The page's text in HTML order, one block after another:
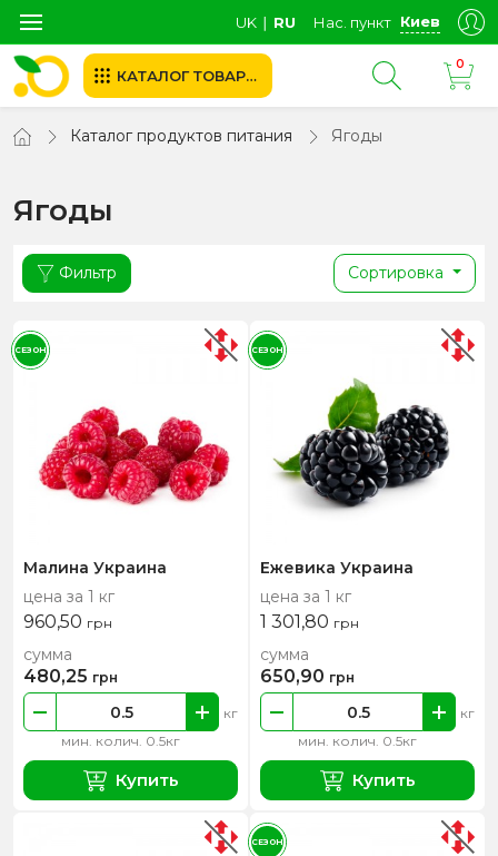
UK ∣ RU Нас. пункт Киев
КАТАЛОГ ТОВАРОВ
0
Каталог продуктов питания Ягоды
Ягоды
Фильтр Сортировка
Малина Украина
цена за 1 кг
960,50 грн
мин. колич. 0.5кг
кг
сумма
480,25 грн
Купить
СЕЗОН
Ежевика Украина
цена за 1 кг
1 301,80 грн
мин. колич. 0.5кг
кг
сумма
650,90 грн
Купить
СЕЗОН
СЕЗОН